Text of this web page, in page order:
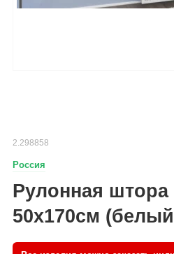
2.298858
Россия
Рулонная штора
50х170см